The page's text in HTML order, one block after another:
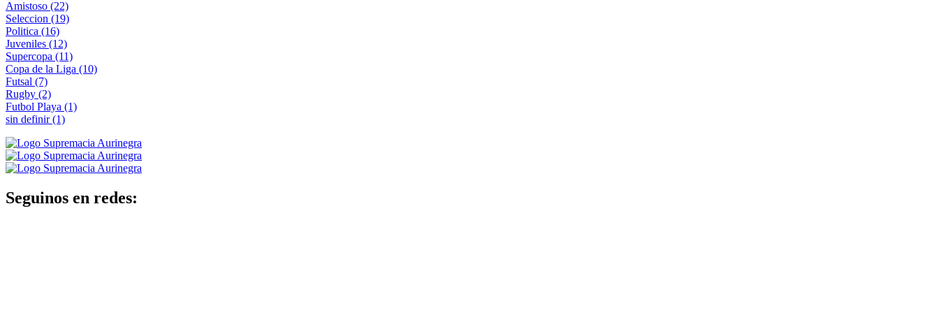
Amistoso (22)
Seleccion (19)
Politica (16)
Juveniles (12)
Supercopa (11)
Copa de la Liga (10)
Futsal (7)
Rugby (2)
Futbol Playa (1)
sin definir(1)
Seguinos en redes: